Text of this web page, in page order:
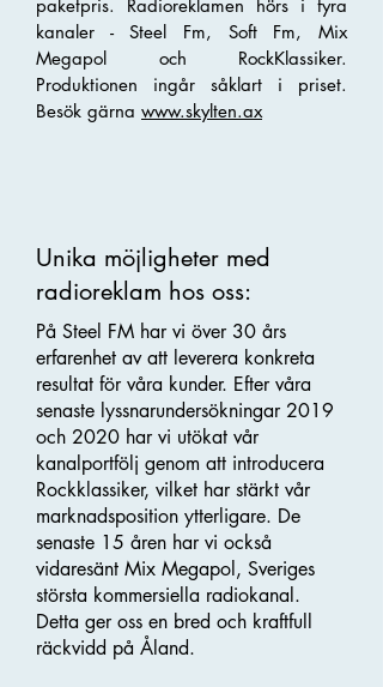
paketpris. Radioreklamen hörs i fyra
kanaler - Steel Fm, Soft Fm, Mix
Megapol och RockKlassiker.
Produktionen ingår såklart i priset.
Besök gärna www.skylten.ax
Unika möjligheter med
radioreklam hos oss:
På Steel FM har vi över 30 års
erfarenhet av att leverera konkreta
resultat för våra kunder. Efter våra
senaste lyssnarundersökningar 2019
och 2020 har vi utökat vår
kanalportfölj genom att introducera
Rockklassiker, vilket har stärkt vår
marknadsposition ytterligare. De
senaste 15 åren har vi också
vidaresänt Mix Megapol, Sveriges
största kommersiella radiokanal.
Detta ger oss en bred och kraftfull
räckvidd på Åland.